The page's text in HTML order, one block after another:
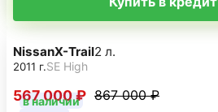
в наличии
NissanX-Trail2 л.
2011 г.SE High
567 000 ₽ 867 000 ₽